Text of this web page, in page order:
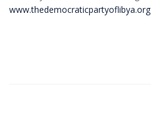
www.thedemocraticpartyoflibya.org